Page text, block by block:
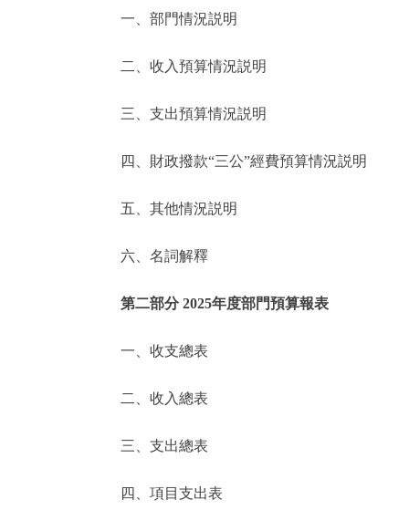
便民服務
仲介服務
政民互動
12345網上接訴即辦
參與調查
走進北京
北京概況
一、部門情況説明
二、收入預算情況説明
三、支出預算情況説明
四、財政撥款“三公”經費預算情況説明
五、其他情況説明
六、名詞解釋
第二部分 2025年度部門預算報表
一、收支總表
二、收入總表
三、支出總表
四、項目支出表